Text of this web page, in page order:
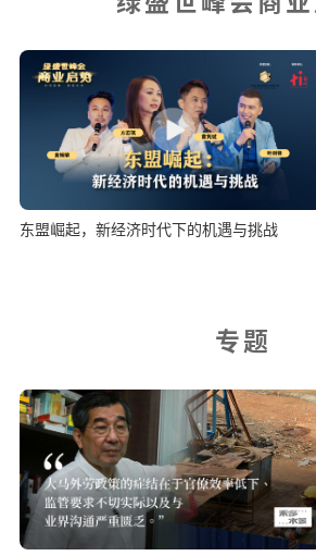
东盟崛起，新经济时代下的机遇与挑战
专题